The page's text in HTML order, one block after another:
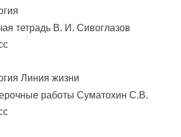
тетрадь В. И. Сивоглазов
Линия жизни
работы Суматохин С.В.